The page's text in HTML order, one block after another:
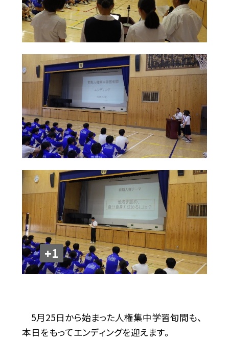
+1
5月25日から始まった人権集中学習旬間も、
本日をもってエンディングを迎えます。